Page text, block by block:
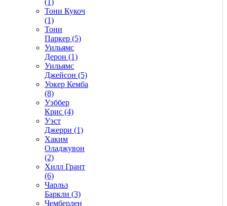
Тони Кукоч
(1)
Тони
Паркер (5)
Уильямс
Дерон (1)
Уильямс
Джейсон (5)
Уокер Кемба
(8)
Уэббер
Крис (4)
Уэст
Джерри (1)
Хаким
Оладжувон
(2)
Хилл Грант
(6)
Чарльз
Баркли (3)
Чемберлен